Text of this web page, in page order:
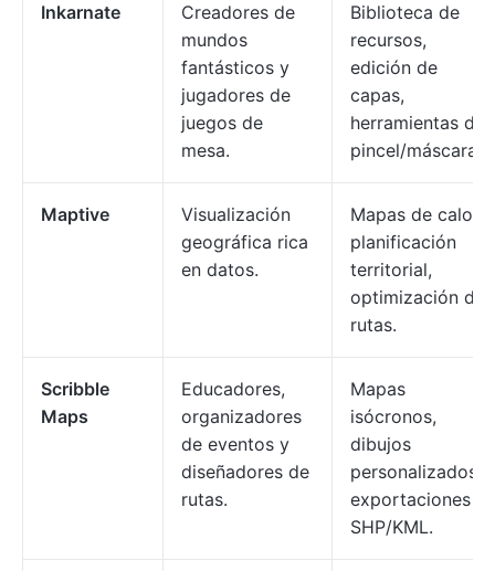
Inkarnate
Creadores de
mundos
fantásticos y
jugadores de
juegos de
mesa.
Biblioteca de
recursos,
edición de
capas,
herramientas de
pincel/máscara.
Maptive
Visualización
geográfica rica
en datos.
Mapas de calor,
planificación
territorial,
optimización de
rutas.
Scribble
Maps
Educadores,
organizadores
de eventos y
diseñadores de
rutas.
Mapas
isócronos,
dibujos
personalizados,
exportaciones
SHP/KML.